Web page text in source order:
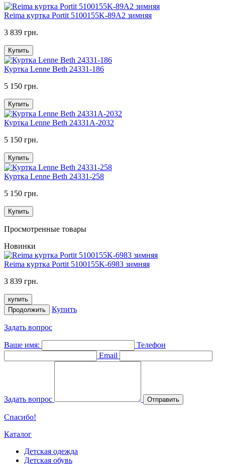
Reima куртка Portit 5100155K-89A2 зимняя
3 839 грн.
Купить
Куртка Lenne Beth 24331-186
5 150 грн.
Купить
Куртка Lenne Beth 24331A-2032
5 150 грн.
Купить
Куртка Lenne Beth 24331-258
5 150 грн.
Купить
Просмотренные товары
Новинки
Reima куртка Portit 5100155K-6983 зимняя
3 839 грн.
купить
Продолжить
Купить
Задать вопрос
Ваше имя:
Телефон
Email
Задать вопрос Отправить
Спасибо!
Каталог
Детская одежда
Детская обувь